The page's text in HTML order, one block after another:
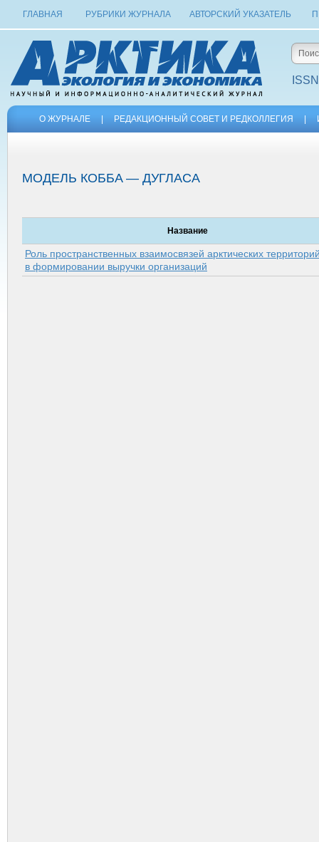
ГЛАВНАЯ РУБРИКИ ЖУРНАЛА АВТОРСКИЙ УКАЗАТЕЛЬ
О ЖУРНАЛЕ РЕДАКЦИОННЫЙ СОВЕТ И РЕДКОЛЛЕГИЯ
МОДЕЛЬ КОББА — ДУГЛАСА
Название
Роль пространственных взаимосвязей арктических
в формировании выручки организаций